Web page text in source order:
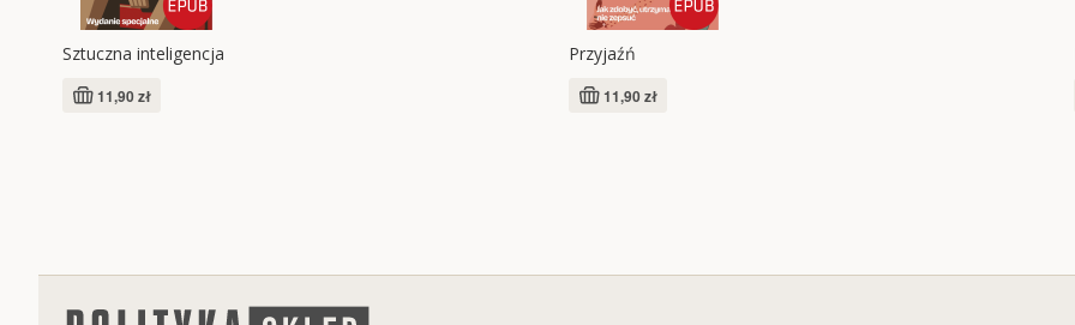
Sztuczna inteligencja
11,90 zł
Przyjaźń
11,90 zł